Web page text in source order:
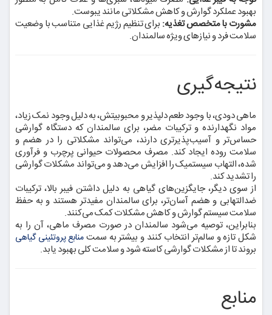
بهبود عملکرد گوارش و کاهش مشکلاتی مانند یبوست.
مشورت با متخصص تغذیه: برای تنظیم رژیم غذایی متناسب با وضعیت
سلامت فرد و نیازهای ویژه سالمندان.
نتیجه‌گیری
ماهی دودی، با وجود طعم دلپذیر و محبوبیتش، به دلیل وجود نمک زیاد،
مواد نگهدارنده و ترکیبات مضر، برای سالمندان که دستگاه گوارشی
حساس‌تر و آسیب‌پذیرتری دارند، می‌تواند مشکلاتی را در هضم و
سلامت روده ایجاد کند. مصرف محصولات حیوانی پرچرب و فرآوری
شده، التهاب سیستمیک را افزایش می‌دهد و می‌تواند مشکلات گوارشی
را تشدید کند.
از سوی دیگر، جایگزین‌های گیاهی به دلیل داشتن فیبر بالا، ترکیبات
ضدالتهابی و هضم آسان‌تر، برای سالمندان مفیدتر هستند و به حفظ
سلامت سیستم گوارش و کاهش مشکلات کمک می‌کنند.
بنابراین، توصیه می‌شود سالمندان در صورت مصرف ماهی، آن را به
شکل تازه و سالم‌تر انتخاب کنند و بیشتر به سمتمنابع پروتئینی گیاهی
بروند تا از مشکلات گوارشی کاسته شود و سلامت کلی بهبود یابد.
منابع